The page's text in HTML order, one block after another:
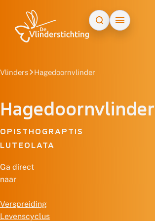
Vlinders Hagedoornvlinder
Hagedoornvlinder
OPISTHOGRAPTIS
LUTEOLATA
Ga direct
naar
Verspreiding
Levenscyclus